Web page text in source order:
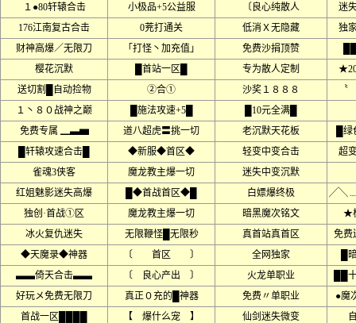
１●80轩辕合击
小极品+5公益服 〔良心纯散人
迷
176江南复古合击
0茺打通关 低消Ｘ无隐藏
独
财神高爆／无限刀
「打怪丶加充值」 免费沙捐顶赞
樱花沉默
█首站一区█ 专为散人定制
送切割█自动捡物
②合① 沙奖１８８８
１丶８０战神之巅
█施法攻速+5█
█10元全满█
免费专属 ▁▃▅
道八超虎〓挑一切 老沉默天花板
█
█轩辕攻速合击█
◆新服◆首区◆ 轻变中变合击
超
雀魂3侠客
魔龙教主爆一切
迷失中变沉默
红姐魅影迷失高爆
█◆首战首区◆█ 白嫖爆终极
╱╲﹍
独创·首战①区
魔龙教主爆一切 暗黑魔次铭文
★
冰火复仇迷失
无限鞭怪█无限秒 真首站真首区
免费
◆天魔录◆神器
〔 首区 〕 全网独家
█
▃▃倚天合击▃▃
〔 良心产出 〕 火龙单职业
██
好玩メ免费无限刀
真正０充的█神器 免费〃单职业
●魔
首战一区████
【 爆什么宠 】 仙剑迷失微变